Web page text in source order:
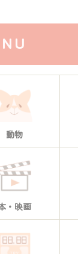
Ｕ
動物
・映画